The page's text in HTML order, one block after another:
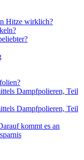
Hitze wirklich?
Dampfpolieren, Teil
Dampfpolieren, Teil
kommt es an